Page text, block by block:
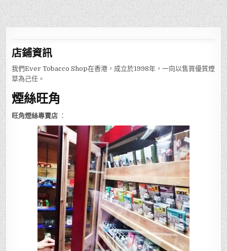
店鋪資訊
我們Ever Tobacco Shop在香港，成立於1998年，一向以售買優質煙
草為己任。
煙絲旺角
旺角煙絲專賣店 ：